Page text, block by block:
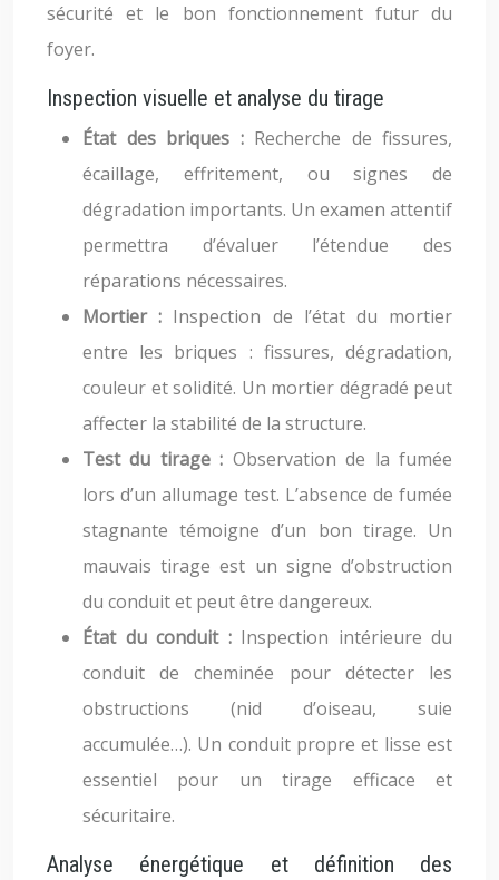
sécurité et le bon fonctionnement futur du
foyer.
Inspection visuelle et analyse du tirage
État des briques : Recherche de fissures,
écaillage, effritement, ou signes de
dégradation importants. Un examen attentif
permettra d’évaluer l’étendue des
réparations nécessaires.
Mortier : Inspection de l’état du mortier
entre les briques : fissures, dégradation,
couleur et solidité. Un mortier dégradé peut
affecter la stabilité de la structure.
Test du tirage : Observation de la fumée
lors d’un allumage test. L’absence de fumée
stagnante témoigne d’un bon tirage. Un
mauvais tirage est un signe d’obstruction
du conduit et peut être dangereux.
État du conduit : Inspection intérieure du
conduit de cheminée pour détecter les
obstructions (nid d’oiseau, suie
accumulée…). Un conduit propre et lisse est
essentiel pour un tirage efficace et
sécuritaire.
Analyse énergétique et définition des